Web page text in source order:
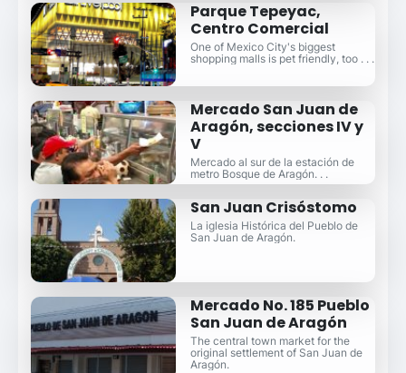
Parque Tepeyac,
Centro Comercial
One of Mexico City's biggest
shopping malls is pet friendly, too . . .
Mercado San Juan de
Aragón, secciones IV y
V
Mercado al sur de la estación de
metro Bosque de Aragón. . .
San Juan Crisóstomo
La iglesia Histórica del Pueblo de
San Juan de Aragón.
Mercado No. 185 Pueblo
San Juan de Aragón
The central town market for the
original settlement of San Juan de
Aragón.